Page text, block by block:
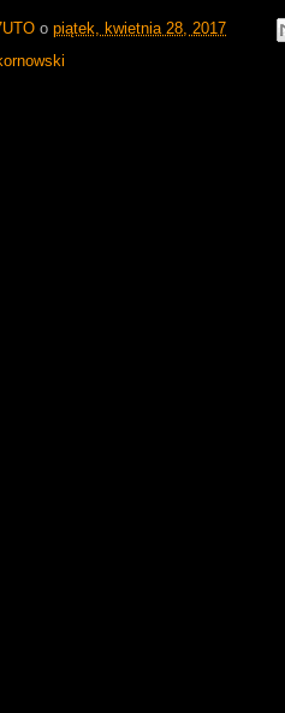
o piątek, kwietnia 28, 2017